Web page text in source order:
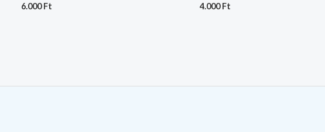
6.000Ft 4.000Ft